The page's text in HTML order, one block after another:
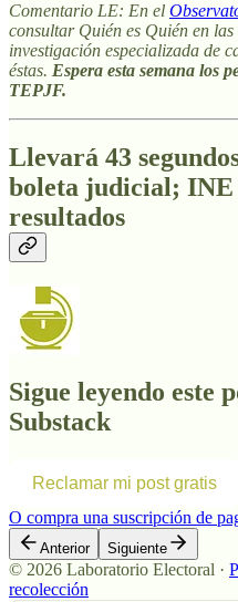
Comentario LE: En el
consultar Quién es Quién en
investigación especializada de
éstas. Espera esta semana los
TEPJF.
Llevará 43
boleta judicial; INE
resultados
Sigue leyendo este
Substack
Reclamar mi post gratis
O compra una suscripción de
Anterior Siguiente
© 2026 Laboratorio Electoral ·
recolección